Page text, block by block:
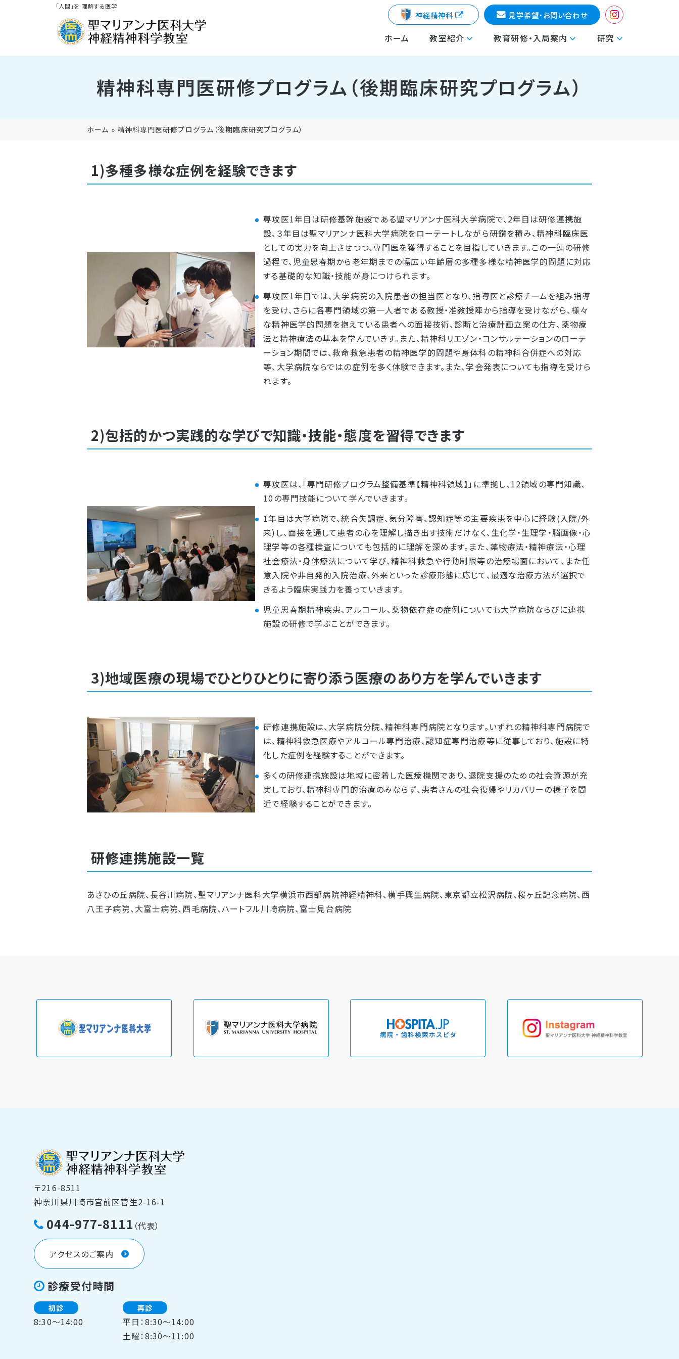
「人間」を 理解する医学
ホーム 教室紹介 教育研修・入局案内 研究
神経精神科 見学希望・お問い合わせ
精神科専門医研修プログラム（後期臨床研究プログラム）
ホーム » 精神科専門医研修プログラム（後期臨床研究プログラム）
1)多種多様な症例を経験できます
専攻医1年目は研修基幹施設である聖マリアンナ医科大学病院で、2年目は研修連携施
設、３年目は聖マリアンナ医科大学病院をローテートしながら研鑽を積み、精神科臨床医
としての実力を向上させつつ、専門医を獲得することを目指していきます。この一連の研修
過程で、児童思春期から老年期までの幅広い年齢層の多種多様な精神医学的問題に対応
する基礎的な知識・技能が身につけられます。
専攻医1年目では、大学病院の入院患者の担当医となり、指導医と診療チームを組み指導
を受け、さらに各専門領域の第一人者である教授・准教授陣から指導を受けながら、様々
な精神医学的問題を抱えている患者への面接技術、診断と治療計画立案の仕方、薬物療
法と精神療法の基本を学んでいきす。また、精神科リエゾン・コンサルテーションのローテ
ーション期間では、救命救急患者の精神医学的問題や身体科の精神科合併症への対応
等、大学病院ならではの症例を多く体験できます。また、学会発表についても指導を受けら
れます。
2)包括的かつ実践的な学びで知識・技能・態度を習得できます
専攻医は、「専門研修プログラム整備基準【精神科領域】」に準拠し、12領域の専門知識、
10の専門技能について学んでいきます。
1年目は大学病院で、統合失調症、気分障害、認知症等の主要疾患を中心に経験(入院/外
来)し、面接を通して患者の心を理解し描き出す技術だけなく、生化学・生理学・脳画像・心
理学等の各種検査についても包括的に理解を深めます。また、薬物療法・精神療法・心理
社会療法・身体療法について学び、精神科救急や行動制限等の治療場面において、また任
意入院や非自発的入院治療、外来といった診療形態に応じて、最適な治療方法が選択で
きるよう臨床実践力を養っていきます。
児童思春期精神疾患、アルコール、薬物依存症の症例についても大学病院ならびに連携
施設の研修で学ぶことができます。
3)地域医療の現場でひとりひとりに寄り添う医療のあり方を学んでいきます
研修連携施設は、大学病院分院、精神科専門病院となります。いずれの精神科専門病院で
は、精神科救急医療やアルコール専門治療、認知症専門治療等に従事しており、施設に特
化した症例を経験することができます。
多くの研修連携施設は地域に密着した医療機関であり、退院支援のための社会資源が充
実しており、精神科専門的治療のみならず、患者さんの社会復帰やリカバリーの様子を間
近で経験することができます。
研修連携施設一覧
あさひの丘病院、長谷川病院、聖マリアンナ医科大学横浜市西部病院神経精神科、横手興生病院、東京都立松沢病院、桜ヶ丘記念病院、西
八王子病院、大富士病院、西毛病院、ハートフル川崎病院、富士見台病院
〒216-8511
神奈川県川崎市宮前区菅生2-16-1
044-977-8111 （代表）
アクセスのご案内
診療受付時間
初診
8:30～14:00
再診
平日：8:30～14:00
土曜：8:30～11:00